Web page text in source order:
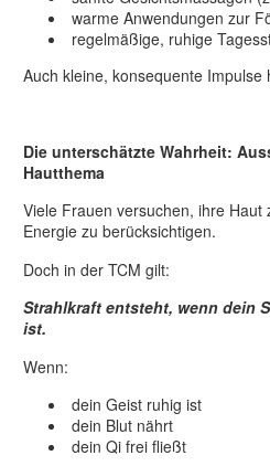
warme Anwendungen zur
regelmäßige, ruhige
Auch kleine, konsequente
Die unterschätzte Wahrheit:
Hautthema
Viele Frauen versuchen, ihre
Energie zu berücksichtigen.
Doch in der TCM gilt:
Strahlkraft entsteht, wenn dein
ist.
Wenn:
dein Geist ruhig ist
dein Blut nährt
dein Qi frei fließt